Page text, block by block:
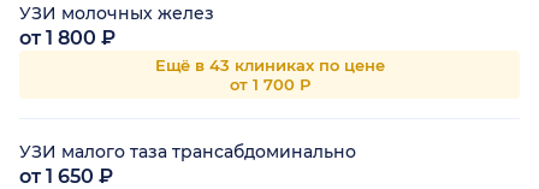
УЗИ молочных желез
от 1 800 ₽
Ещё в 43 клиниках по цене
от 1 700 Р
УЗИ малого таза трансабдоминально
от 1 650 ₽